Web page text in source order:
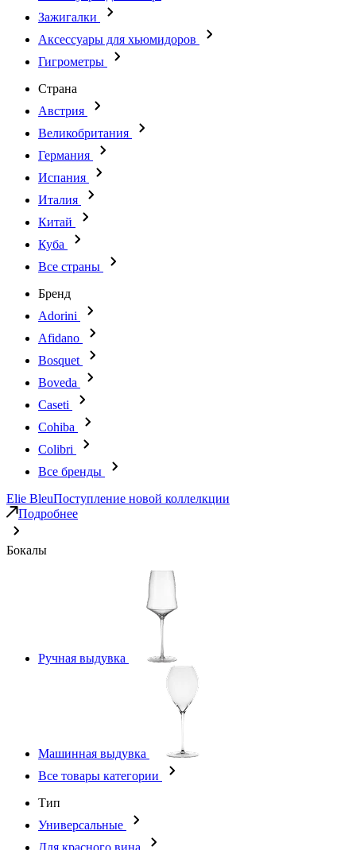
Зажигалки
Аксессуары для хьюмидоров
Гигрометры
Страна
Австрия
Великобритания
Германия
Испания
Италия
Китай
Куба
Все страны
Бренд
Adorini
Afidano
Bosquet
Boveda
Caseti
Cohiba
Colibri
Все бренды
Elie BleuПоступление новой коллелкции
Подробнее
Бокалы
Ручная выдувка
Машинная выдувка
Все товары категории
Тип
Универсальные
Для красного вина